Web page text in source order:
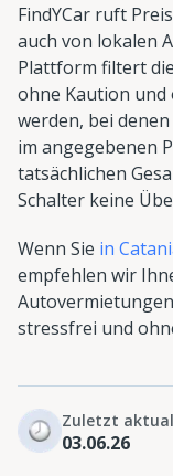
FindYCar ruft
auch von lokalen
Plattform filtert
ohne Kaution
werden, bei
im angegebenen
tatsächlichen
Schalter keine
Wenn Sie in
empfehlen wir
stressfrei und
Zuletzt
03.06.26